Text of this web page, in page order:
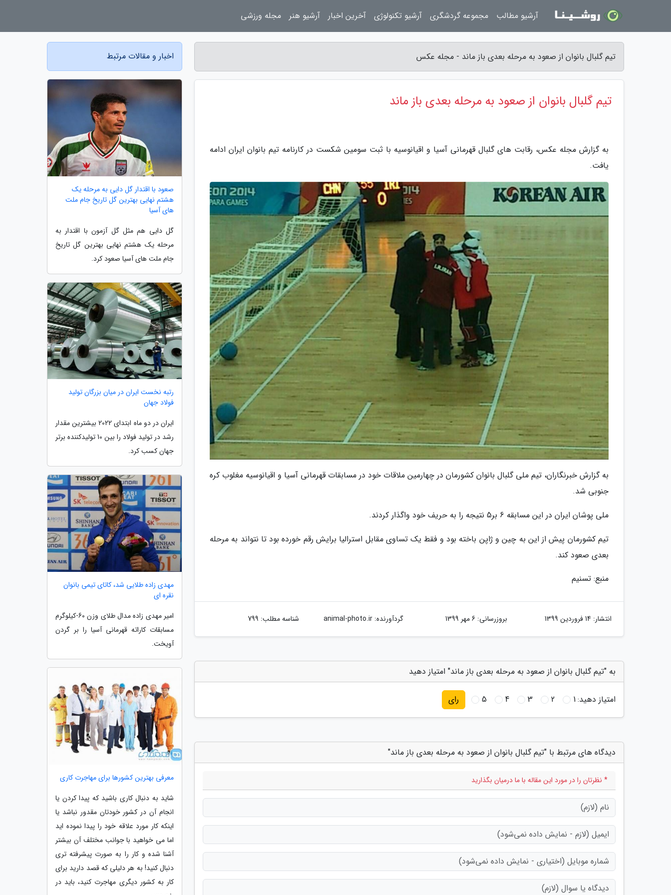
تیم گلبال بانوان از صعود به مرحله بعدی باز ماند - مجله عکس
تیم گلبال بانوان از صعود به مرحله بعدی باز ماند
به گزارش مجله عکس، رقابت های گلبال قهرمانی آسیا و اقیانوسیه با ثبت سومین شکست در کارنامه تیم بانوان ایران ادامه
یافت.
به گزارش خبرنگاران، تیم ملی گلبال بانوان کشورمان در چهارمین ملاقات خود در مسابقات قهرمانی آسیا و اقیانوسیه مغلوب کره
جنوبی شد.
ملی پوشان ایران در این مسابقه 6 بر5 نتیجه را به حریف خود واگذار کردند.
تیم کشورمان پیش از این به چین و ژاپن باخته بود و فقط یک تساوی مقابل استرالیا برایش رقم خورده بود تا نتواند به مرحله
بعدی صعود کند.
منبع: تسنیم
انتشار: 14 فروردین 1399 بروزرسانی: 6 مهر 1399 گردآورنده:animal-photo.ir شناسه مطلب: 799
به "تیم گلبال بانوان از صعود به مرحله بعدی باز ماند" امتیاز دهید
امتیاز دهید:1
2
3
4
5 رای
دیدگاه های مرتبط با "تیم گلبال بانوان از صعود به مرحله بعدی باز ماند"
* نظرتان را در مورد این مقاله با ما درمیان بگذارید
اخبار و مقالات مرتبط
صعود با اقتدار گل دایی به مرحله یک
هشتم نهایی بهترین گل تاریخ جام ملت
های آسیا
گل دایی هم مثل گل آزمون با اقتدار به
مرحله یک هشتم نهایی بهترین گل تاریخ
جام ملت های آسیا صعود کرد.
رتبه نخست ایران در میان بزرگان تولید
فولاد جهان
ایران در دو ماه ابتدای 2022 بیشترین مقدار
رشد در تولید فولاد را بین 10 تولیدکننده برتر
جهان کسب کرد.
مهدی زاده طلایی شد، کاتای تیمی بانوان
نقره ای
امیر مهدی زاده مدال طلای وزن 60-کیلوگرم
مسابقات کاراته قهرمانی آسیا را بر گردن
آویخت.
معرفی بهترین کشورها برای مهاجرت کاری
شاید به دنبال کاری باشید که پیدا کردن یا
انجام آن در کشور خودتان مقدور نباشد یا
اینکه کار مورد علاقه خود را پیدا نموده اید
اما می خواهید با جوانب مختلف آن بیشتر
آشنا شده و کار را به صورت پیشرفته تری
دنبال کنید! به هر دلیلی که قصد دارید برای
کار به کشور دیگری مهاجرت کنید، باید در
آرشیو مطالب مجموعه گردشگری آرشیو تکنولوژی آخرین اخبار آرشیو هنر مجله ورزشی